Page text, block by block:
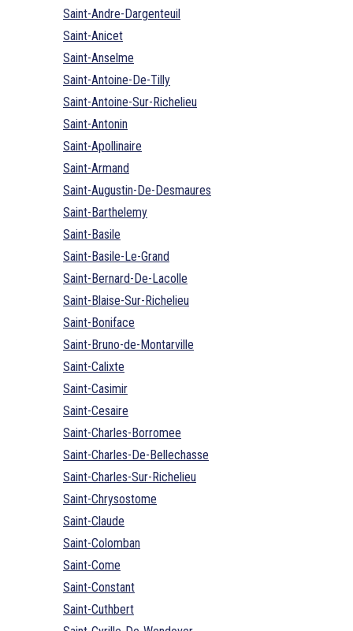
Saint-Andre-Dargenteuil
Saint-Anicet
Saint-Anselme
Saint-Antoine-De-Tilly
Saint-Antoine-Sur-Richelieu
Saint-Antonin
Saint-Apollinaire
Saint-Armand
Saint-Augustin-De-Desmaures
Saint-Barthelemy
Saint-Basile
Saint-Basile-Le-Grand
Saint-Bernard-De-Lacolle
Saint-Blaise-Sur-Richelieu
Saint-Boniface
Saint-Bruno-de-Montarville
Saint-Calixte
Saint-Casimir
Saint-Cesaire
Saint-Charles-Borromee
Saint-Charles-De-Bellechasse
Saint-Charles-Sur-Richelieu
Saint-Chrysostome
Saint-Claude
Saint-Colomban
Saint-Come
Saint-Constant
Saint-Cuthbert